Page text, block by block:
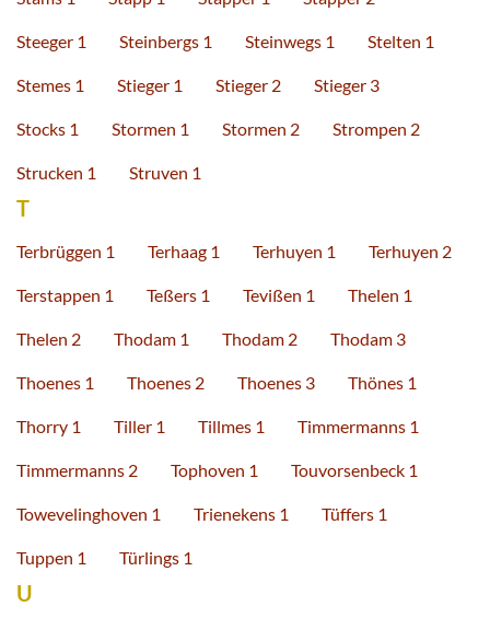
Steeger 1 Steinbergs 1 Steinwegs 1 Stelten 1
Stemes 1 Stieger 1 Stieger 2 Stieger 3
Stocks 1 Stormen 1 Stormen 2 Strompen 2
Strucken 1 Struven 1
T
Terbrüggen 1 Terhaag 1 Terhuyen 1 Terhuyen 2
Terstappen 1 Teßers 1 Tevißen 1 Thelen 1
Thelen 2 Thodam 1 Thodam 2 Thodam 3
Thoenes 1 Thoenes 2 Thoenes 3 Thönes 1
Thorry 1 Tiller 1 Tillmes 1 Timmermanns 1
Timmermanns 2 Tophoven 1 Touvorsenbeck 1
Towevelinghoven 1 Trienekens 1 Tüffers 1
Tuppen 1 Türlings 1
U